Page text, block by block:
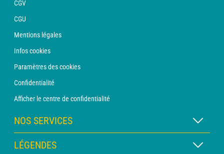
CGV
CGU
Mentions légales
Infos cookies
Paramètres des cookies
Confidentialité
Afficher le centre de confidentialité
NOS SERVICES
Abonnement METEO Xpert
LÉGENDES